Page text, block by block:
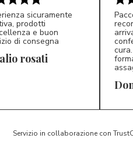
sicuramente
prodotti
e buon
di consegna
rosati
D*
Servizio in collaborazione con